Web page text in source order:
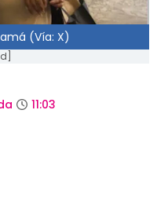
(Vía: X)
11:03